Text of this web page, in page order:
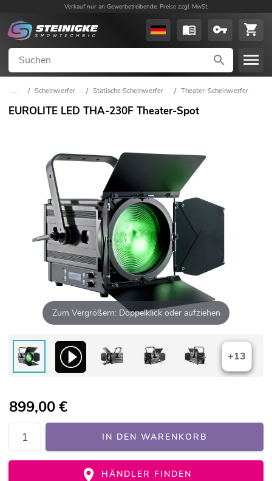
Verkauf nur an Gewerbetreibende. Preise zzgl. MwSt.
... / Scheinwerfer / Statische Scheinwerfer / Theater-Scheinwerfer
EUROLITE LED THA-230F Theater-Spot
Zum Vergrößern: Doppelklick oder aufziehen
+13
899,00€
IN DEN WARENKORB
HÄNDLER FINDEN